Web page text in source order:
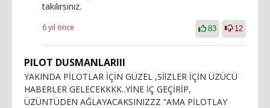
takılırsınız.
6 yıl önce 83 12
PILOT DUSMANLARIII
YAKINDA PİLOTLAR İÇİN GÜZEL ,SİlZLER İÇİN ÜZÜCÜ
HABERLER GELECEKKKK..YİNE İÇ GEÇİRİP,
ÜZÜNTÜDEN AĞLAYACAKSINIZZZ “AMA PİLOTLAY